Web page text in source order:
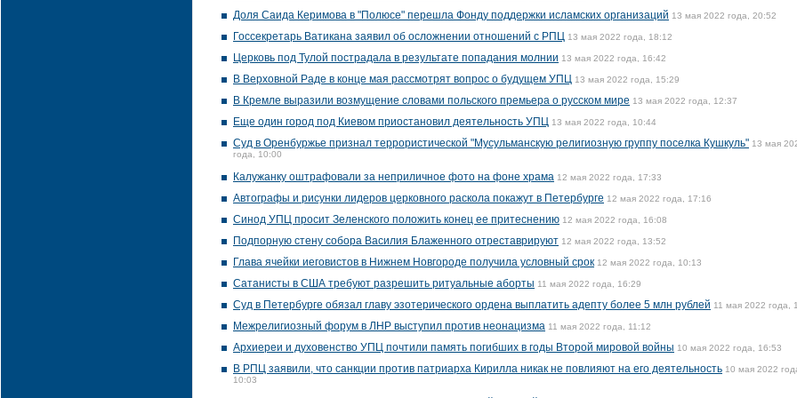
Доля Саида Керимова в "Полюсе" перешла Фонду поддержки исламских организаций 13 мая 2022 года, 20:52
Госсекретарь Ватикана заявил об осложнении отношений с РПЦ 13 мая 2022 года, 18:12
Церковь под Тулой пострадала в результате попадания молнии 13 мая 2022 года, 16:42
В Верховной Раде в конце мая рассмотрят вопрос о будущем УПЦ 13 мая 2022 года, 15:29
В Кремле выразили возмущение словами польского премьера о русском мире 13 мая 2022 года, 12:37
Еще один город под Киевом приостановил деятельность УПЦ 13 мая 2022 года, 10:44
Суд в Оренбуржье признал террористической "Мусульманскую религиозную группу поселка Кушкуль" 13 мая
года, 10:00
Калужанку оштрафовали за неприличное фото на фоне храма 12 мая 2022 года, 17:33
Автографы и рисунки лидеров церковного раскола покажут в Петербурге 12 мая 2022 года, 17:16
Синод УПЦ просит Зеленского положить конец ее притеснению 12 мая 2022 года, 16:08
Подпорную стену собора Василия Блаженного отреставрируют 12 мая 2022 года, 13:52
Глава ячейки иеговистов в Нижнем Новгороде получила условный срок 12 мая 2022 года, 10:13
Сатанисты в США требуют разрешить ритуальные аборты 11 мая 2022 года, 16:29
Суд в Петербурге обязал главу эзотерического ордена выплатить адепту более 5 млн рублей 11 мая 2022 года,
Межрелигиозный форум в ЛНР выступил против неонацизма 11 мая 2022 года, 11:12
Архиереи и духовенство УПЦ почтили память погибших в годы Второй мировой войны 10 мая 2022 года, 16:53
В РПЦ заявили, что санкции против патриарха Кирилла никак не повлияют на его деятельность 10 мая 2022
10:03